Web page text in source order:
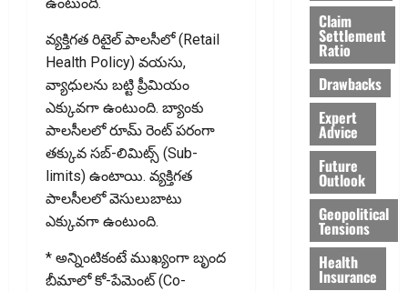
వ్యక్తిగత రిటైల్ పాలసీలో (Retail
Health Policy) వయసు,
వ్యాధులను బట్టి ప్రీమియం
ఎక్కువగా ఉంటుంది. బ్యాంకు
పాలసీలలో రూమ్ రెంట్ పరంగా
తక్కువ సబ్-లిమిట్స్ (Sub-
limits) ఉంటాయి. వ్యక్తిగత
పాలసీలలో వెసులుబాటు
ఎక్కువగా ఉంటుంది.
* అన్నింటికంటే ముఖ్యంగా బృంద
బీమాలో కో-పేమెంట్ (Co-
Claim
Settlement
Ratio
Drawbacks
Expert
Advice
Future
Outlook
Geopolitical
Tensions
Health
Insurance